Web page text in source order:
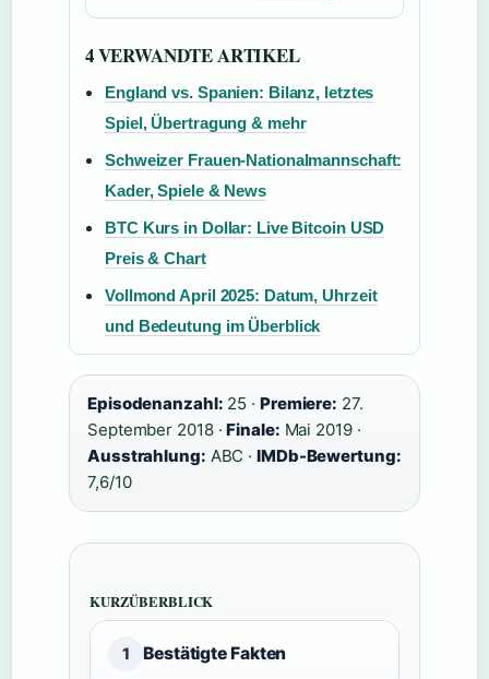
4 VERWANDTE ARTIKEL
England vs. Spanien: Bilanz, letztes
Spiel, Übertragung & mehr
Schweizer Frauen-Nationalmannschaft:
Kader, Spiele & News
BTC Kurs in Dollar: Live Bitcoin USD
Preis & Chart
Vollmond April 2025: Datum, Uhrzeit
und Bedeutung im Überblick
Episodenanzahl: 25 · Premiere: 27.
September 2018 ·Finale: Mai 2019 ·
Ausstrahlung: ABC ·IMDb-Bewertung:
7,6/10
KURZÜBERBLICK
1 Bestätigte Fakten